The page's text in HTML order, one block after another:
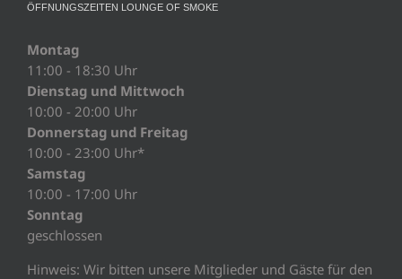
ÖFFNUNGSZEITEN LOUNGE OF SMOKE
Montag
11:00 - 18:30 Uhr
Dienstag und Mittwoch
10:00 - 20:00 Uhr
Donnerstag und Freitag
10:00 - 23:00 Uhr*
Samstag
10:00 - 17:00 Uhr
Sonntag
geschlossen
Hinweis: Wir bitten unsere Mitglieder und Gäste für den